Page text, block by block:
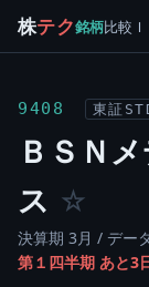
株テク銘柄比較
9408 東証
ＢＳＮ
ス ☆
決算期 3月 / デー
第１四半期 あと3